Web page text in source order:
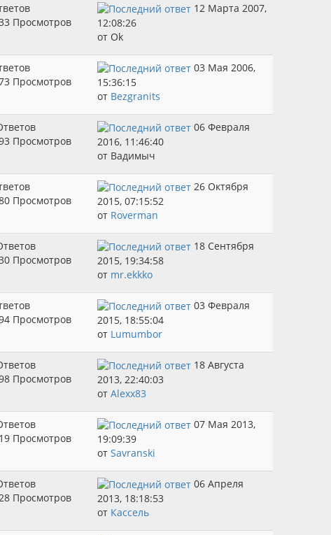
Просмотров
12 Марта 2007,
12:08:26
от Ok
Просмотров
03 Мая 2006,
15:36:15
от Bezgranits
Просмотров
06 Февраля
2016, 11:46:40
от Вадимыч
Просмотров
26 Октября
2015, 07:15:52
от Roverman
Просмотров
18 Сентября
2015, 19:34:58
от mr.ekkko
Просмотров
03 Февраля
2015, 18:55:04
от Lumumbor
Просмотров
18 Августа
2013, 22:40:03
отAlexx83
Просмотров
07 Мая 2013,
19:09:39
отSavranski
Просмотров
06 Апреля
2013, 18:18:53
от Кассель